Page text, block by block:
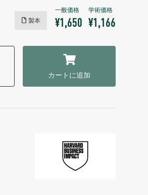
製本 ¥1,650 ¥1,166
カートに追加